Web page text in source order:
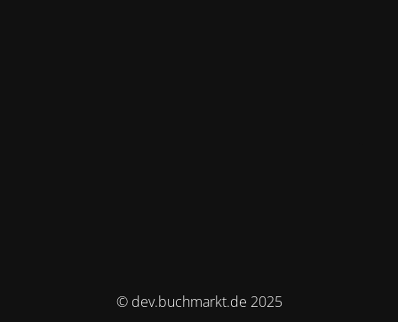
© dev.buchmarkt.de 2025